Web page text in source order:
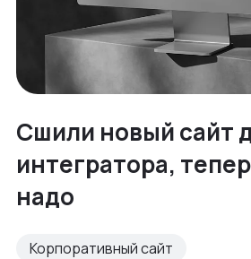
Сшили новый сайт
интегратора,
надо
Корпоративный сайт